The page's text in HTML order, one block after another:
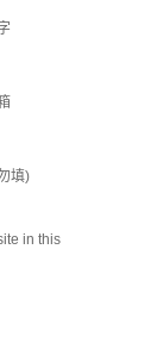
填)
in this